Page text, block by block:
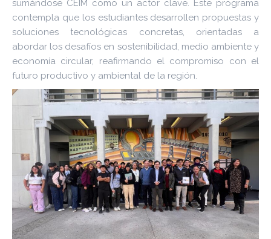
sumándose CEIM como un actor clave. Este programa
contempla que los estudiantes desarrollen propuestas y
soluciones tecnológicas concretas, orientadas a
abordar los desafíos en sostenibilidad, medio ambiente y
economía circular, reafirmando el compromiso con el
futuro productivo y ambiental de la región.